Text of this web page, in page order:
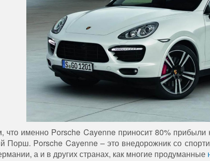
что именно Porsche Cayenne приносит 80%
Порш. Porsche Cayenne – это внедорожник со
а и в других странах, как многие продуманные